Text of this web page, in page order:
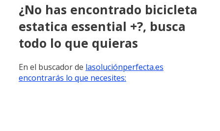
¿No has encontrado bicicleta
estatica essential +?, busca
todo lo que quieras
En el buscador de lasoluciónperfecta.es
encontrarás lo que necesites: